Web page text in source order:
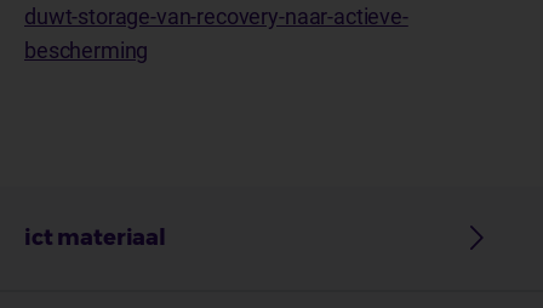
duwt-storage-van-recovery-naar-actieve-
bescherming
ict materiaal